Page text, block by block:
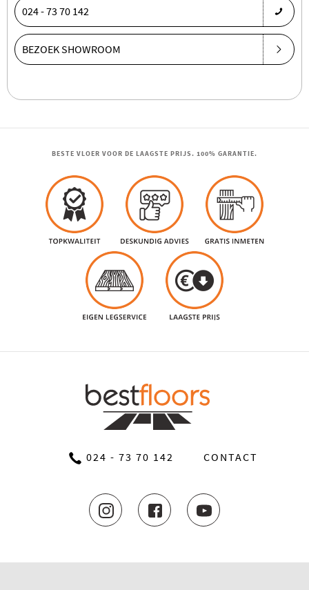
024 - 73 70 142
BEZOEK SHOWROOM
BESTE VLOER VOOR DE LAAGSTE PRIJS. 100% GARANTIE.
024 - 73 70 142 CONTACT